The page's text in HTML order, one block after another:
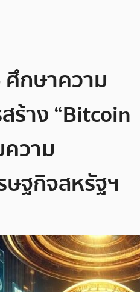
ศึกษาความ
ร้าง “Bitcoin
ความ
ษฐกิจสหรัฐฯ